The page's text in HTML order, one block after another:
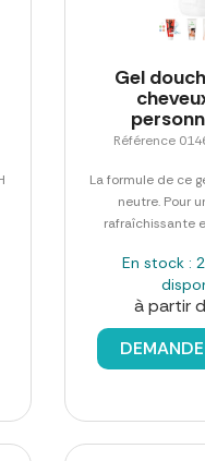
Gel
Référence
La formule de ce
neutre. Pour
rafraîchissante
En stock :
à partir